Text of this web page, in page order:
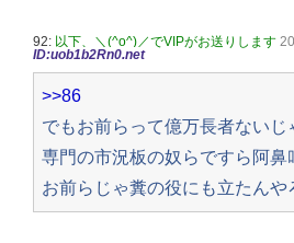
92: 以下、＼(^o^)／でVIPがお送りします
ID:uob1b2Rn0.net
>>86
でもお前らって億万長者ないじ
専門の市況板の奴らですら阿鼻
お前らじゃ糞の役にも立たんや